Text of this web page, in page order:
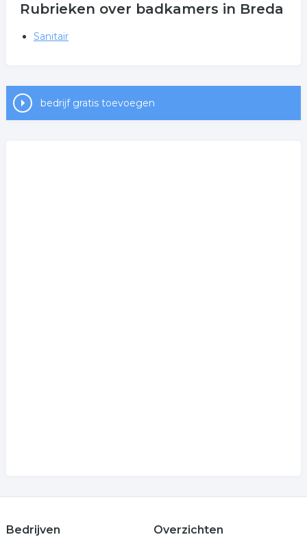
Rubrieken over badkamers in Breda
Sanitair
bedrijf gratis toevoegen
Bedrijven Overzichten